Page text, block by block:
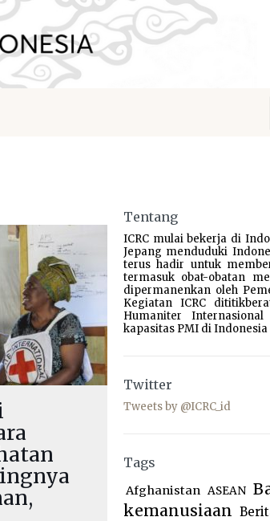
Tentang
ICRC mulai bekerja di
Jepang menduduki
terus hadir untuk
termasuk obat-obatan
dipermanenkan oleh
Kegiatan ICRC
Humaniter
kapasitas PMI di
Twitter
Tweets by @ICRC_id
Tags
Afghanistan ASEAN
kemanusiaan